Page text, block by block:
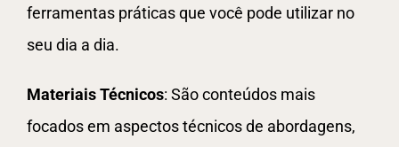
ferramentas práticas que você pode utilizar no
seu dia a dia.
Materiais Técnicos: São conteúdos mais
focados em aspectos técnicos de abordagens,